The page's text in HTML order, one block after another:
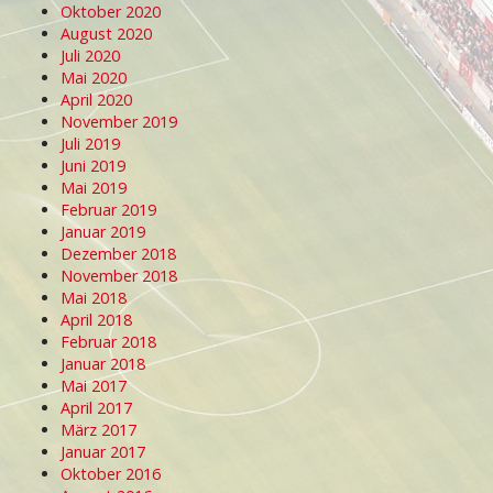
Oktober 2020
August 2020
Juli 2020
Mai 2020
April 2020
November 2019
Juli 2019
Juni 2019
Mai 2019
Februar 2019
Januar 2019
Dezember 2018
November 2018
Mai 2018
April 2018
Februar 2018
Januar 2018
Mai 2017
April 2017
März 2017
Januar 2017
Oktober 2016